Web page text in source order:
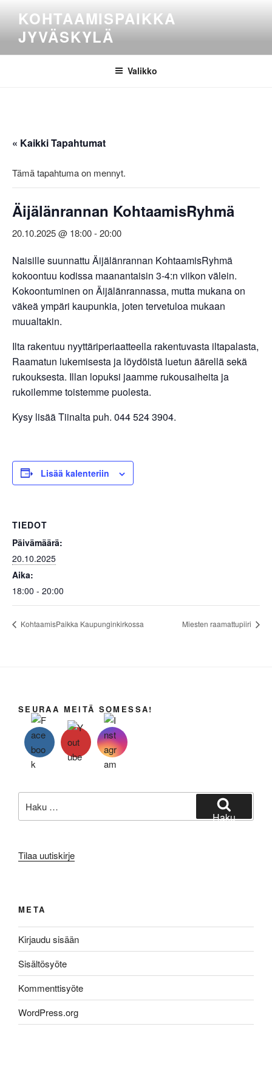
sisältöönKOHTAAMISPAIKKA
JYVÄSKYLÄ
Valikko
« Kaikki Tapahtumat
Tämä tapahtuma on mennyt.
Äijälänrannan KohtaamisRyhmä
20.10.2025 @ 18:00-20:00
Naisille suunnattu Äijälänrannan KohtaamisRyhmä
kokoontuu kodissa maanantaisin 3-4:n viikon välein.
Kokoontuminen on Äijälänrannassa, mutta mukana on
väkeä ympäri kaupunkia, joten tervetuloa mukaan
muualtakin.
Ilta rakentuu nyyttäriperiaatteella rakentuvasta iltapalasta,
Raamatun lukemisesta ja löydöistä luetun äärellä sekä
rukouksesta. Illan lopuksi jaamme rukousaiheita ja
rukoilemme toistemme puolesta.
Kysy lisää Tiinalta puh. 044 524 3904.
Lisää kalenteriin
TIEDOT
Päivämäärä:
20.10.2025
Aika:
18:00 - 20:00
KohtaamisPaikka Kaupunginkirkossa Miesten raamattupiiri
SEURAA MEITÄ SOMESSA!
Haku
Tilaa uutiskirje
META
Kirjaudu sisään
Sisältösyöte
Kommenttisyöte
WordPress.org